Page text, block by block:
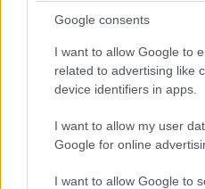
Google consents
I want to allow Google to
related to advertising like
device identifiers in apps.
I want to allow my user
Google for online
I want to allow Google to
contemporaneamente,
stesso.